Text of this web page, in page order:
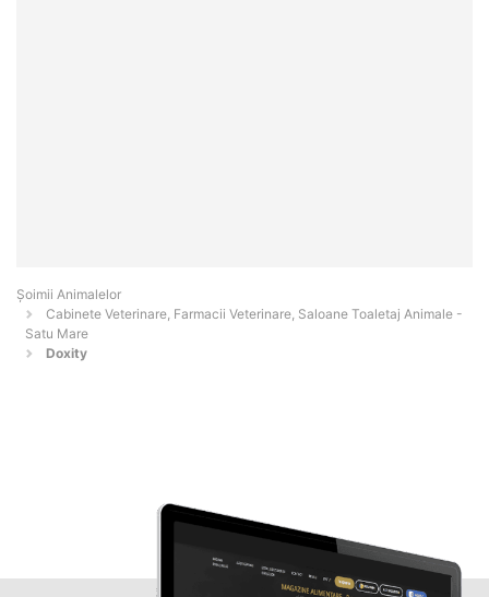
Şoimii Animalelor
Cabinete Veterinare, Farmacii Veterinare, Saloane Toaletaj Animale -
Satu Mare
Doxity